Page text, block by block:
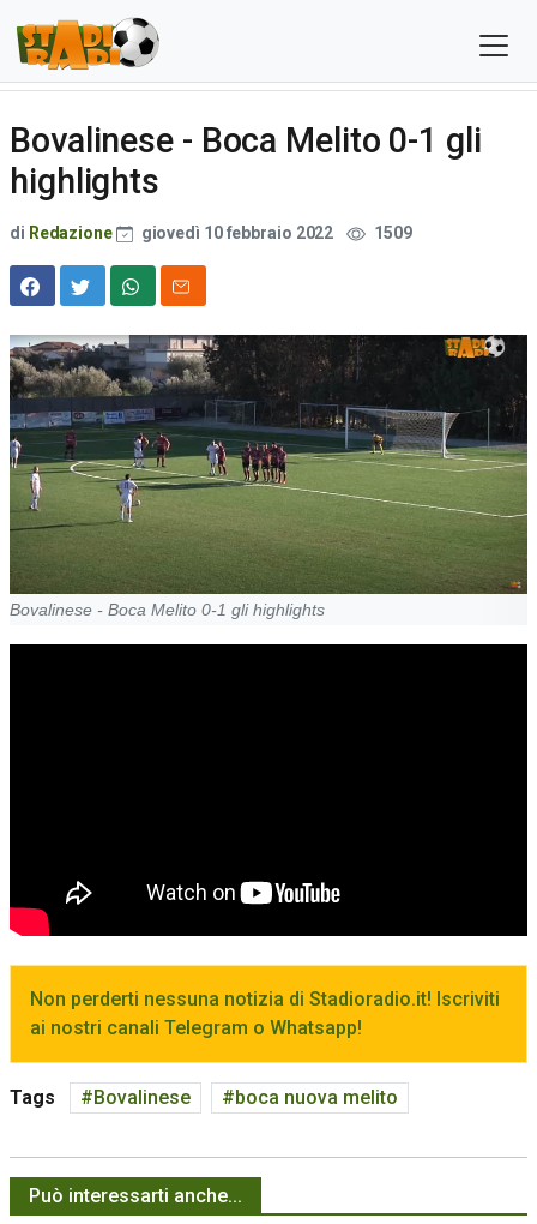
Bovalinese - Boca Melito 0-1 gli
highlights
di Redazione giovedì 10 febbraio 2022 1509
Bovalinese - Boca Melito 0-1 gli highlights
Non perderti nessuna notizia di Stadioradio.it! Iscriviti
ai nostri canali Telegram o Whatsapp!
Tags Bovalinese boca nuova melito
Può interessarti anche...